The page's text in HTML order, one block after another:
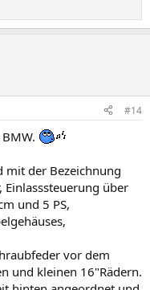
#14
mit der Bezeichnung
über
und 5 PS,
vor dem
und kleinen 16"Rädern.